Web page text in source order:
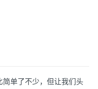
简单了不少，但让我们头